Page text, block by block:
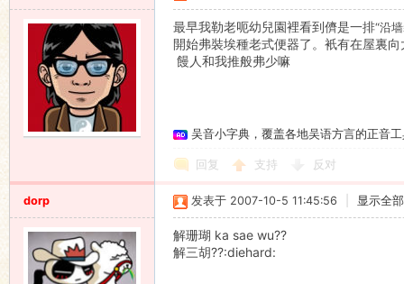
最早我勒老呃幼兒園裡看到儕是一排“沿
開始弗裝埃種老式便器了。衹有在屋裏
饅人和我推般弗少嘛
吴音小字典，覆盖各地吴语方言的正音
回复 支持 反对
dorp 发表于 2007-10-5 11:45:56 显示全
解珊瑚 ka sae wu??
解三胡??:diehard: